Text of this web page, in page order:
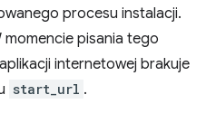
procesu instalacji.
momencie pisania tego
internetowej brakuje
start_url .